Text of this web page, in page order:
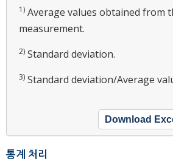
1) Average values obtained from
measurement.
2) Standard deviation.
3) Standard deviation/Average
Download
통계 처리